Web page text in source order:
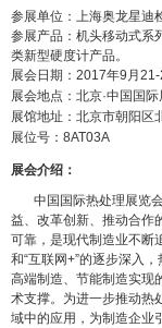
参展单位：上海奥龙星迪
参展产品：机头移动式系
类新型硬度计产品。
展会日期：2017年9月21-
展会地点：北京·中国国
展馆地址：北京市朝阳区
展位号：8AT03A
展会介绍：
中国国际热处理展览会
益、改革创新、推动合作
可靠，是现代制造业不断
和“互联网+”的逐步深入
高端制造、节能制造实现
术支撑。为进一步推动热
域中的应用，为制造企业